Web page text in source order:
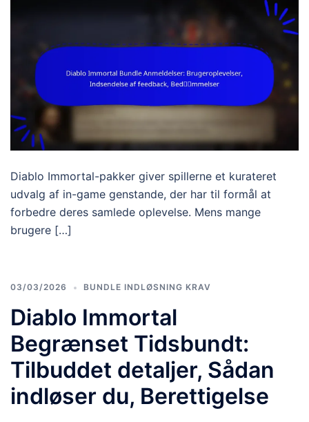
Diablo Immortal-pakker giver spillerne et kurateret
udvalg af in-game genstande, der har til formål at
forbedre deres samlede oplevelse. Mens mange
brugere […]
03/03/2026 BUNDLE INDLØSNING KRAV
Diablo Immortal
Begrænset Tidsbundt:
Tilbuddet detaljer, Sådan
indløser du, Berettigelse